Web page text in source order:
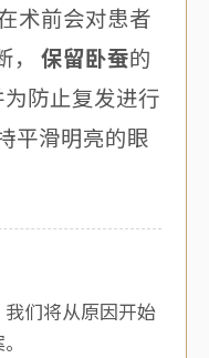
术前会对患者
保留卧蚕的
防止复发进行
平滑明亮的眼
们将从原因开始